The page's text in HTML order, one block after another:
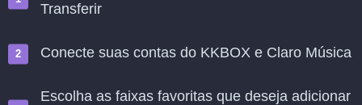
Transferir
Conecte suas contas do KKBOX e Claro Música
Escolha as faixas favoritas que deseja adicionar